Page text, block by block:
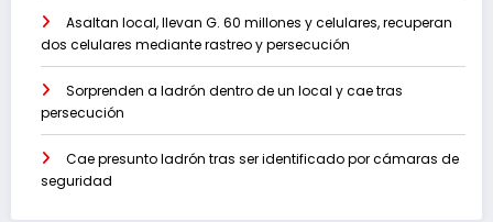
Asaltan local, llevan G. 60 millones y celulares, recuperan
dos celulares mediante rastreo y persecución
Sorprenden a ladrón dentro de un local y cae tras
persecución
Cae presunto ladrón tras ser identificado por cámaras de
seguridad